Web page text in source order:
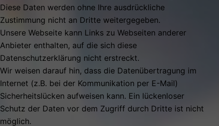
Diese Daten werden ohne Ihre ausdrückliche
Zustimmung nicht an Dritte weitergegeben.
Unsere Webseite kann Links zu Webseiten anderer
Anbieter enthalten, auf die sich diese
Datenschutzerklärung nicht erstreckt.
Wir weisen darauf hin, dass die Datenübertragung im
Internet (z.B. bei der Kommunikation per E-Mail)
Sicherheitslücken aufweisen kann. Ein lückenloser
Schutz der Daten vor dem Zugriff durch Dritte ist nicht
möglich.